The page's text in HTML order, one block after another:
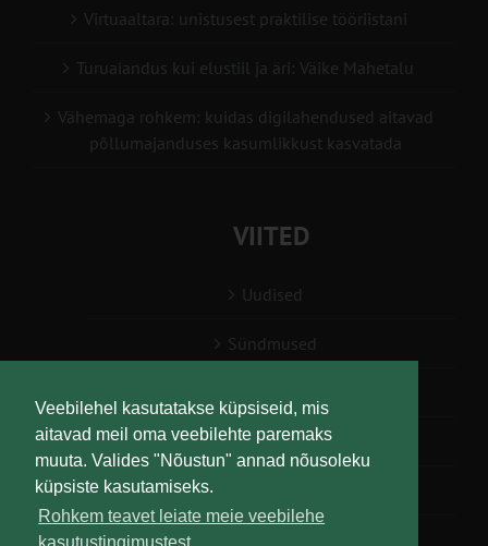
Veebilehel kasutatakse küpsiseid, mis
aitavad meil oma veebilehte paremaks
muuta. Valides "Nõustun" annad nõusoleku
küpsiste kasutamiseks.
Rohkem teavet leiate meie veebilehe
Virtuaaltara: unistusest praktilise tööriistani
Turuaiandus kui elustiil ja äri: Väike Mahetalu
Vähemaga rohkem: kuidas digilahendused aitavad
põllumajanduses kasumlikkust kasvatada
VIITED
Uudised
Sündmused
Teabesalv
Liitu uudiskirjaga